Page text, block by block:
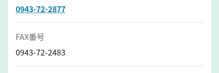
0943-72-2877
FAX番号
0943-72-2483